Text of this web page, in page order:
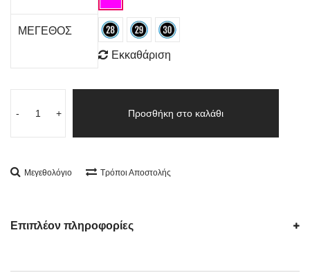
ΜΕΓΕΘΟΣ
Εκκαθάριση
- + Προσθήκη στο καλάθι
Μεγεθολόγιο Τρόποι Αποστολής
Επιπλέον πληροφορίες